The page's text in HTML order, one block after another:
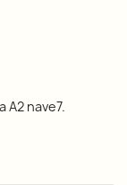
A2 nave7.